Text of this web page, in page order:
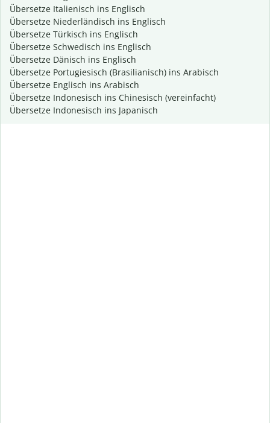
Übersetze Italienisch ins Englisch
Übersetze Niederländisch ins Englisch
Übersetze Türkisch ins Englisch
Übersetze Schwedisch ins Englisch
Übersetze Dänisch ins Englisch
Übersetze Portugiesisch (Brasilianisch) ins Arabisch
Übersetze Englisch ins Arabisch
Übersetze Indonesisch ins Chinesisch (vereinfacht)
Übersetze Indonesisch ins Japanisch